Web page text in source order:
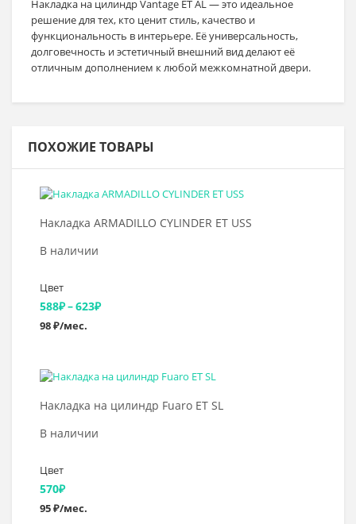
Накладка на цилиндр Vantage ET AL — это идеальное
решение для тех, кто ценит стиль, качество и
функциональность в интерьере. Её универсальность,
долговечность и эстетичный внешний вид делают её
отличным дополнением к любой межкомнатной двери.
ПОХОЖИЕ ТОВАРЫ
Накладка ARMADILLO CYLINDER ET USS
В наличии
Цвет
588₽–623₽Диапазон
–
623₽
98 ₽/мес.
Выбрать >
Накладка на цилиндр Fuaro ЕТ SL
В наличии
Цвет
570₽
95 ₽/мес.
Выбрать >